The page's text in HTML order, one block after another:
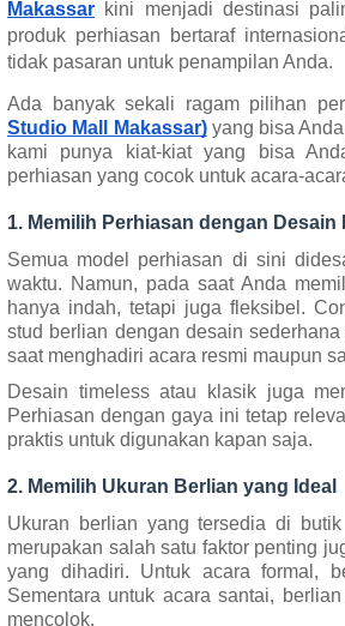
Makassar kini menjadi destinasi
produk perhiasan bertaraf
tidak pasaran untuk penampilan Anda.
Ada banyak sekali ragam pilihan
Studio Mall Makassar) yang bisa
kami punya kiat-kiat yang bisa
perhiasan yang cocok untuk acara-
1. Memilih Perhiasan dengan Desain
Semua model perhiasan di sini
waktu. Namun, pada saat Anda
hanya indah, tetapi juga fleksibel.
stud berlian dengan desain
saat menghadiri acara resmi maupun
Desain timeless atau klasik juga
Perhiasan dengan gaya ini tetap
praktis untuk digunakan kapan saja.
2. Memilih Ukuran Berlian yang Ideal
Ukuran berlian yang tersedia di
merupakan salah satu faktor penting
yang dihadiri. Untuk acara formal,
Sementara untuk acara santai,
mencolok.